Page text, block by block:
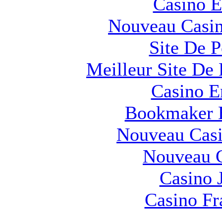
Nouveau
Site De
Meilleur Site De
Casino
Bookmaker
Nouveau
Nouveau
Casino
Casino